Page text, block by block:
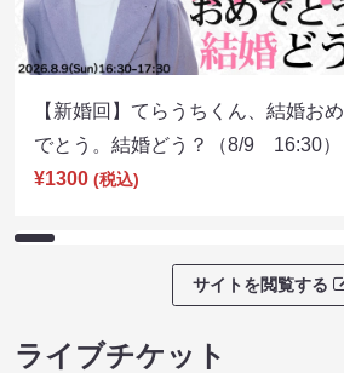
【新婚回】てらうちくん、結婚おめ
でとう。結婚どう？（8/9 16:30）
¥1300 (税込)
サイトを閲覧する
ライブチケット